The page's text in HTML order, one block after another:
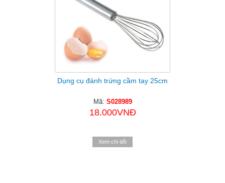
Dụng cụ đánh trứng cầm tay 25cm
Mã: S028989
18.000VNĐ
Xem chi tiết